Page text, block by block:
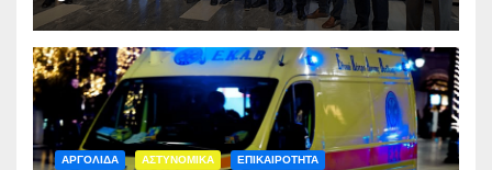
ΑΡΓΟΛΙΔΑ ΑΣΤΥΝΟΜΙΚΑ ΕΠΙΚΑΙΡΟΤΗΤΑ